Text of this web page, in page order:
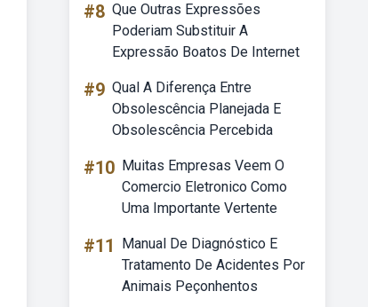
#8 Que Outras Expressões
Poderiam Substituir A
Expressão Boatos De Internet
#9 Qual A Diferença Entre
Obsolescência Planejada E
Obsolescência Percebida
#10 Muitas Empresas Veem O
Comercio Eletronico Como
Uma Importante Vertente
#11
Manual De Diagnóstico E
Tratamento De Acidentes Por
Animais Peçonhentos